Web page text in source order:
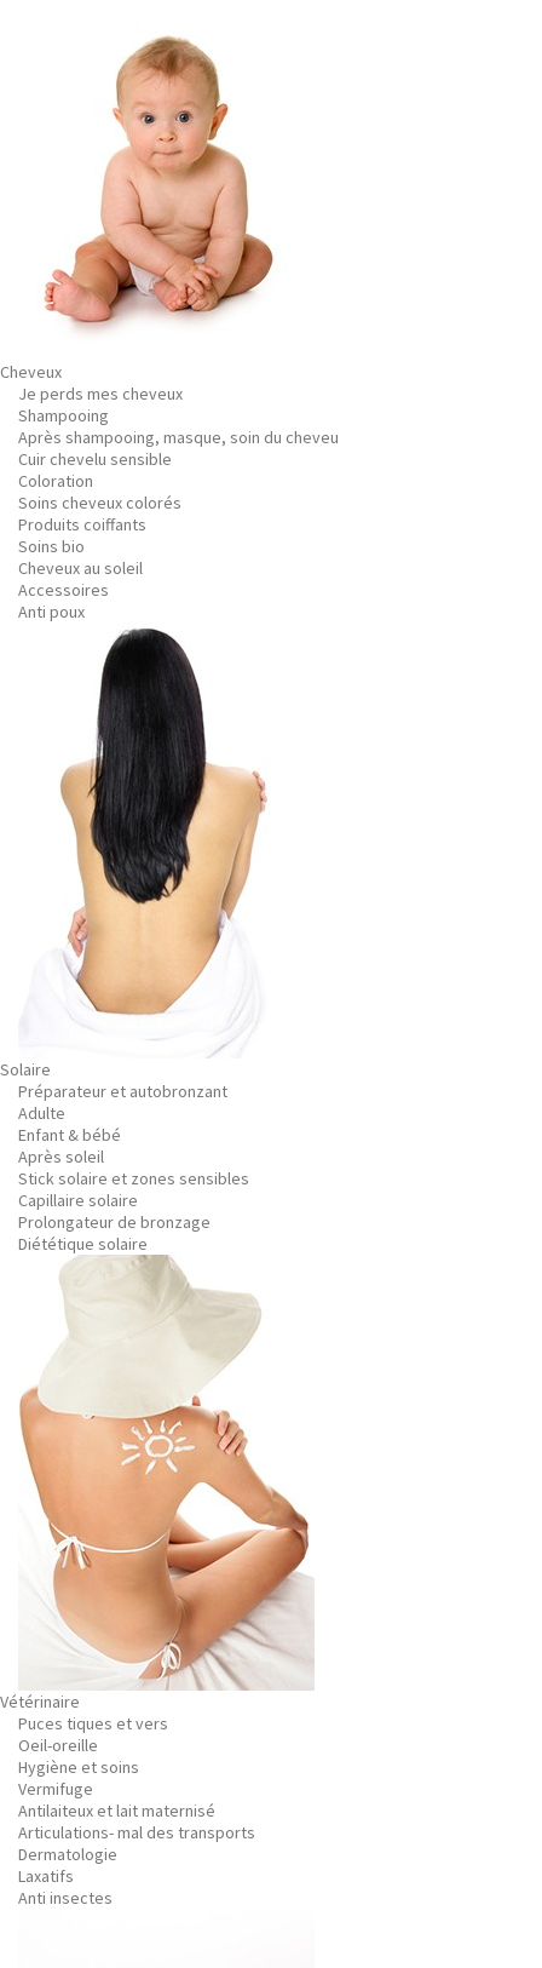
Cheveux
Je perds mes cheveux
Shampooing
Après shampooing, masque, soin du cheveu
Cuir chevelu sensible
Coloration
Soins cheveux colorés
Produits coiffants
Soins bio
Cheveux au soleil
Accessoires
Anti poux
Solaire
Préparateur et autobronzant
Adulte
Enfant & bébé
Après soleil
Stick solaire et zones sensibles
Capillaire solaire
Prolongateur de bronzage
Diététique solaire
Vétérinaire
Puces tiques et vers
Oeil-oreille
Hygiène et soins
Vermifuge
Antilaiteux et lait maternisé
Articulations- mal des transports
Dermatologie
Laxatifs
Anti insectes